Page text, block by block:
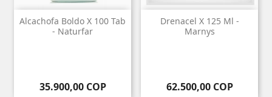
Alcachofa Boldo X 100 Tab
- Naturfar
Precio
35.900,00 COP
Drenacel X 125 Ml -
Marnys
Precio
62.500,00 COP